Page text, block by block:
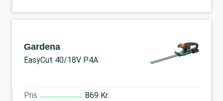
Gardena
EasyCut 40/18V P4A
Pris 869 Kr.